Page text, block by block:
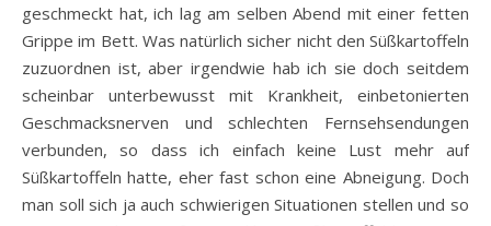
geschmeckt hat, ich lag am selben Abend mit einer fetten
Grippe im Bett. Was natürlich sicher nicht den Süßkartoffeln
zuzuordnen ist, aber irgendwie hab ich sie doch seitdem
scheinbar unterbewusst mit Krankheit, einbetonierten
Geschmacksnerven und schlechten Fernsehsendungen
verbunden, so dass ich einfach keine Lust mehr auf
Süßkartoffeln hatte, eher fast schon eine Abneigung. Doch
man soll sich ja auch schwierigen Situationen stellen und so